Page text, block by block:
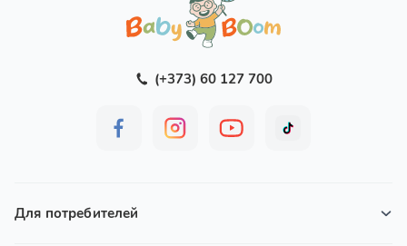
(+373) 60 127 700
Для потребителей